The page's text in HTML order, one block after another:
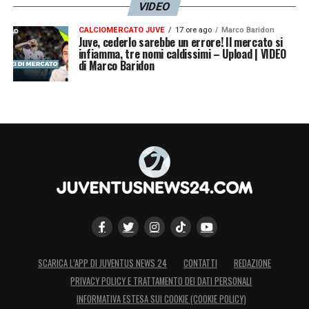
che ha mantenuto le promesse): lui avrà
fatto – e bene – il suo dovere e se ne andrà,
nel caso, a testa altissima».
VIDEO
CALCIOMERCATO JUVE 17 ore ago Marco Baridon
Juve, cederlo sarebbe un errore! Il mercato si
infiamma, tre nomi caldissimi – Upload | VIDEO
di Marco Baridon
SCARICA L’APP DI JUVENTUS NEWS 24 CONTATTI
REDAZIONE
PRIVACY POLICY E TRATTAMENTO DEI DATI PERSONALI
INFORMATIVA ESTESA SUI COOKIE (COOKIE POLICY)